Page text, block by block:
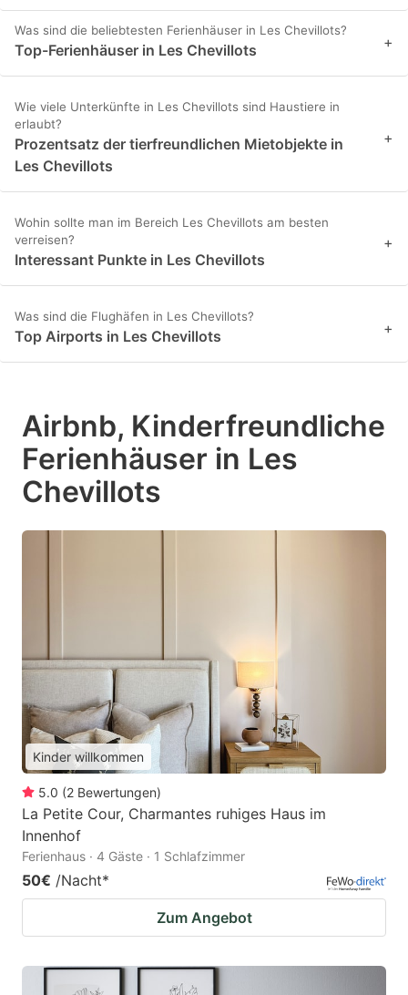
Was sind die beliebtesten Ferienhäuser in Les Chevillots?
Top-Ferienhäuser in Les Chevillots +
Wie viele Unterkünfte in Les Chevillots sind Haustiere in
erlaubt?
Prozentsatz der tierfreundlichen Mietobjekte in
Les Chevillots
+
Wohin sollte man im Bereich Les Chevillots am besten
verreisen?
Interessant Punkte in Les Chevillots
+
Was sind die Flughäfen in Les Chevillots?
Top Airports in Les Chevillots +
Airbnb, Kinderfreundliche
Ferienhäuser in Les
Chevillots
Kinder willkommen
5.0 (2 Bewertungen)
La Petite Cour, Charmantes ruhiges Haus im
Innenhof
Ferienhaus · 4 Gäste · 1 Schlafzimmer
50€ /Nacht*
Zum Angebot